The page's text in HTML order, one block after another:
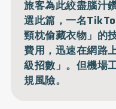
旅客為此絞盡腦汁
選此篇，一名
頸枕偷藏衣物」的
費用，迅速在網路
級招數」。但機場
規風險。